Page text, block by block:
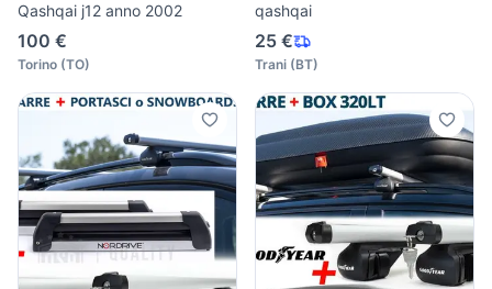
Qashqai j12 anno 2002
100 €
Torino (TO)
qashqai
25 €
Trani (BT)